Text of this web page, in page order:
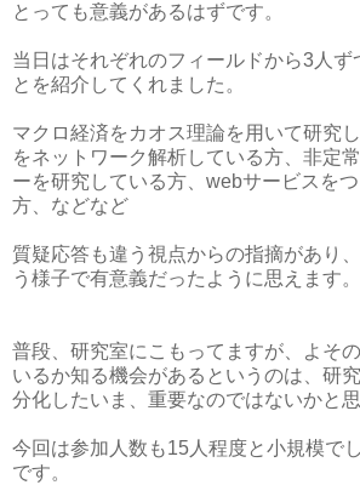
とっても意義があるはずです。
当日はそれぞれのフィールドから3人ず
とを紹介してくれました。
マクロ経済をカオス理論を用いて研究
をネットワーク解析している方、非定
ーを研究している方、webサービスを
方、などなど
質疑応答も違う視点からの指摘があり
う様子で有意義だったように思えます。
普段、研究室にこもってますが、よそ
いるか知る機会があるというのは、研
分化したいま、重要なのではないかと思
今回は参加人数も15人程度と小規模で
です。